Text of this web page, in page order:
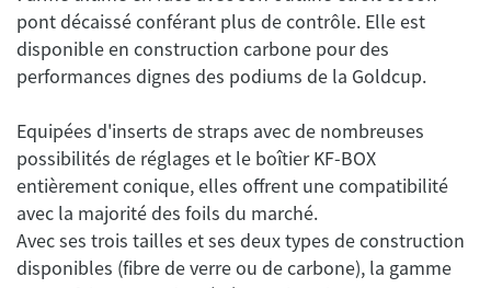
pont décaissé conférant plus de contrôle. Elle est
disponible en construction carbone pour des
Equipées d'inserts de straps avec de nombreuses
possibilités de réglages et le boîtier KF-BOX
entièrement conique, elles offrent une compatibilité
avec la majorité des foils du marché.
Avec ses trois tailles et ses deux types de construction
disponibles (fibre de verre ou de carbone), la gamme